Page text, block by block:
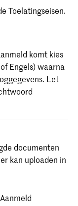
Toelatingseisen.
komt kies
Engels) waarna
Let
documenten
kan uploaden in